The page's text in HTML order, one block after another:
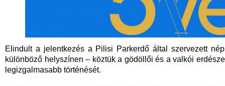
Elindult a jelentkezés a Pilisi Parkerdő által szervezett
különböző helyszínen – köztük a gödöllői és a valkói
legizgalmasabb történését.